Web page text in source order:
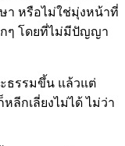
า หรือไม่ใช่มุ่งหน้าที่
ๆ โดยที่ไม่มีปัญญา
ธรรมขึ้น แล้วแต่
ลีกเลี่ยงไม่ได้ ไม่ว่า